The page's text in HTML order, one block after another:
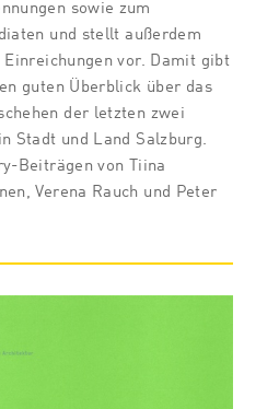
sowie zum
und stellt außerdem
Einreichungen vor. Damit gibt
guten Überblick über das
der letzten zwei
Stadt und Land Salzburg.
Beiträgen von Tiina
Verena Rauch und Peter